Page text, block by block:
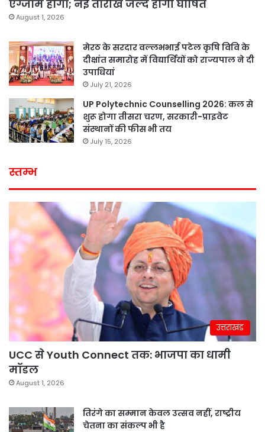
एग्जाम होगा; नई तारीख जल्द होगी घोषित
August 1, 2026
मेरठ के सरदार वल्लभभाई पटेल कृषि विवि के
दीक्षांत समारोह में विद्यार्थियों को राज्यपाल ने दी
उपाधियां
July 21, 2026
UP Polytechnic Counselling 2026: कल से
शुरू होगा तीसरा चरण, सरकारी-प्राइवेट
संस्थानों की फीस भी तय
July 15, 2026
स्तम्भ
उत्तराखंड
UCC से Youth Connect तक: भाजपा का धामी
मॉडल
August 1, 2026
तिरंगे का सम्मान केवल उत्सव नहीं, राष्ट्रीय
चेतना का संकल्प भी है